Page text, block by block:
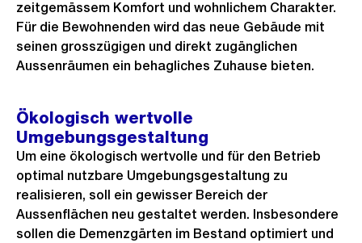
zeitgemässem Komfort und wohnlichem Charakter.
Für die Bewohnenden wird das neue Gebäude mit
seinen grosszügigen und direkt zugänglichen
Aussenräumen ein behagliches Zuhause bieten.
Ökologisch wertvolle
Umgebungsgestaltung
Um eine ökologisch wertvolle und für den Betrieb
optimal nutzbare Umgebungsgestaltung zu
realisieren, soll ein gewisser Bereich der
Aussenflächen neu gestaltet werden. Insbesondere
sollen die Demenzgärten im Bestand optimiert und